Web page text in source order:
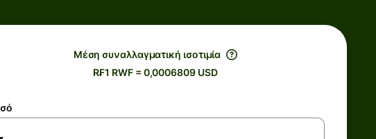
Μέση συναλλαγματική ισοτιμία
R₣1 RWF = 0,0006809 USD